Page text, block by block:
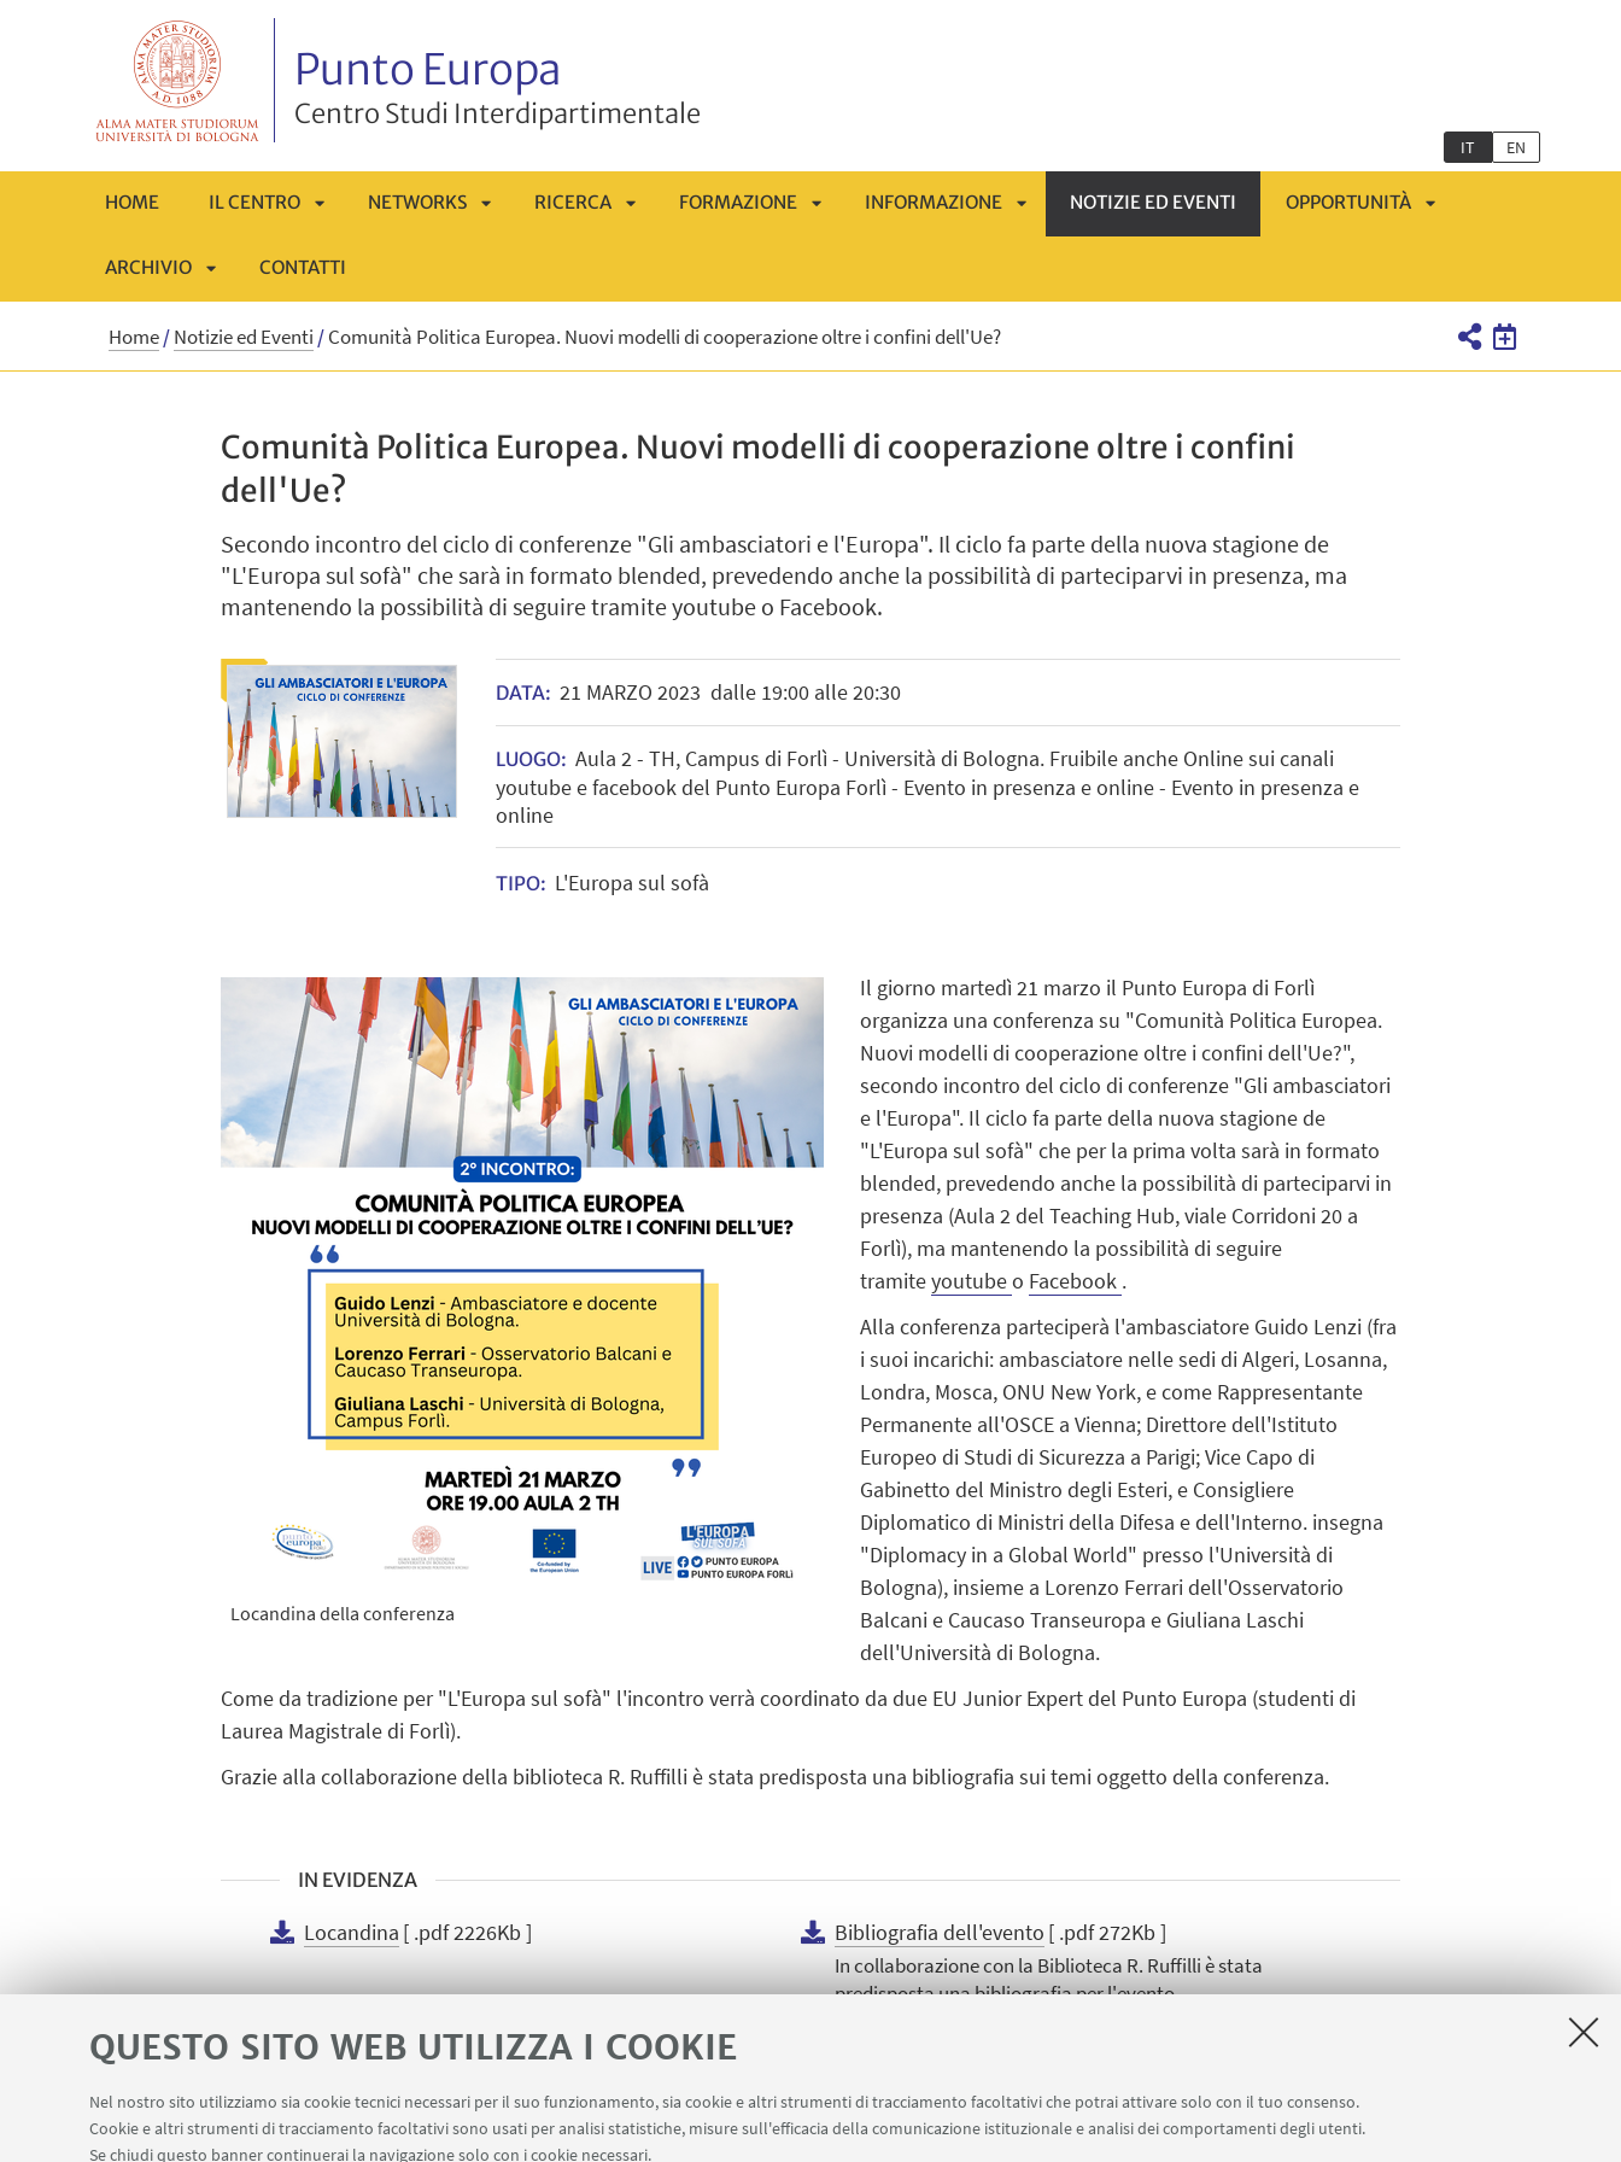
QUESTO SITO WEB UTILIZZA I COOKIE
Nel nostro sito utilizziamo sia cookie tecnici necessari per il suo funzionamento, sia cookie e altri strumenti di tracciamento facoltativi che potrai attivare solo con il tuo consenso.
Cookie e altri strumenti di tracciamento facoltativi sono usati per analisi statistiche, misure sull'efficacia della comunicazione istituzionale e analisi dei comportamenti degli utenti.
Se chiudi questo banner continuerai la navigazione solo con i cookie necessari.
Punto Europa
Centro Studi Interdipartimentale
IT EN
HOME IL CENTRO
APRI
SOTTOMENÙ
NETWORKS
SOTTOMENÙ
RICERCA
SOTTOMENÙ
FORMAZIONE
SOTTOMENÙ
INFORMAZIONE NOTIZIE ED EVENTI OPPORTUNITÀ
SOTTOMENÙ
ARCHIVIO
APRI
CONTATTI
Home/Notizie ed Eventi /Comunità Politica Europea. Nuovi modelli di cooperazione oltre i confini dell'Ue?
Comunità Politica Europea. Nuovi modelli di cooperazione oltre i confini
dell'Ue?
Secondo incontro del ciclo di conferenze "Gli ambasciatori e l'Europa". Il ciclo fa parte della nuova stagione de
"L'Europa sul sofà" che sarà in formato blended, prevedendo anche la possibilità di parteciparvi in presenza, ma
mantenendo la possibilità di seguire tramite youtube o Facebook.
DATA: 21 MARZO2023 dalle 19:00 alle 20:30
LUOGO: Aula 2 - TH, Campus di Forlì - Università di Bologna. Fruibile anche Online sui canali
youtube e facebook del Punto Europa Forlì - Evento in presenza e online - Evento in presenza e
online
TIPO: L'Europa sul sofà
Locandina della conferenza
Il giorno martedì 21 marzo il Punto Europa di Forlì
organizza una conferenza su "Comunità Politica Europea.
Nuovi modelli di cooperazione oltre i confini dell'Ue?",
secondo incontro del ciclo di conferenze "Gli ambasciatori
e l'Europa". Il ciclo fa parte della nuova stagione de
"L'Europa sul sofà" che per la prima volta sarà in formato
blended, prevedendo anche la possibilità di parteciparvi in
presenza (Aula 2 del Teaching Hub, viale Corridoni 20 a
Forlì), ma mantenendo la possibilità di seguire
tramiteyoutubeo Facebook .
Alla conferenza parteciperà l'ambasciatore Guido Lenzi (fra
i suoi incarichi: ambasciatore nelle sedi di Algeri, Losanna,
Londra, Mosca, ONU New York, e come Rappresentante
Permanente all'OSCE a Vienna; Direttore dell'Istituto
Europeo di Studi di Sicurezza a Parigi; Vice Capo di
Gabinetto del Ministro degli Esteri, e Consigliere
Diplomatico di Ministri della Difesa e dell'Interno. insegna
"Diplomacy in a Global World" presso l'Università di
Bologna), insieme a Lorenzo Ferrari dell'Osservatorio
Balcani e Caucaso Transeuropa e Giuliana Laschi
dell'Università di Bologna.
Come da tradizione per "L'Europa sul sofà" l'incontro verrà coordinato da due EU Junior Expert del Punto Europa (studenti di
Laurea Magistrale di Forlì).
Grazie alla collaborazione della biblioteca R. Ruffilli è stata predisposta una bibliografia sui temi oggetto della conferenza.
IN EVIDENZA
Locandina [ .pdf 2226Kb ] Bibliografia dell'evento [ .pdf 272Kb ]
In collaborazione con la Biblioteca R. Ruffilli è stata
predisposta una bibliografia per l'evento.